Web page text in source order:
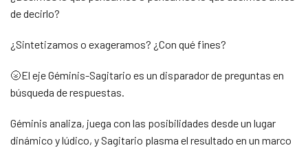
de decirlo?
¿Sintetizamos o exageramos? ¿Con qué fines?
🌝El eje Géminis-Sagitario es un disparador de preguntas en
búsqueda de respuestas.
Géminis analiza, juega con las posibilidades desde un lugar
dinámico y lúdico, y Sagitario plasma el resultado en un marco